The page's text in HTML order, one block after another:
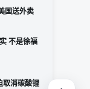
国送外卖
不是徐福
取消碳酸锂